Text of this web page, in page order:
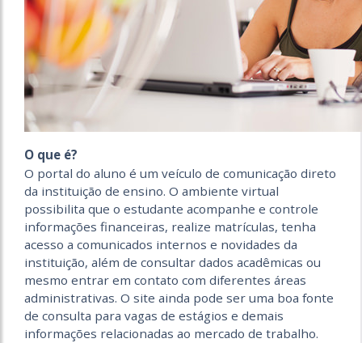
O que é?
O portal do aluno é um veículo de comunicação direto
da instituição de ensino. O ambiente virtual
possibilita que o estudante acompanhe e controle
informações financeiras, realize matrículas, tenha
acesso a comunicados internos e novidades da
instituição, além de consultar dados acadêmicas ou
mesmo entrar em contato com diferentes áreas
administrativas. O site ainda pode ser uma boa fonte
de consulta para vagas de estágios e demais
informações relacionadas ao mercado de trabalho.